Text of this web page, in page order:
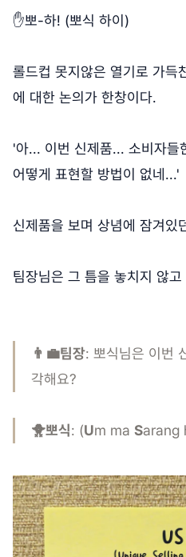
✋뽀-하! (뽀식 하이)
롤드컵 못지않은 열기로 가득
에 대한 논의가 한창이다.
'아... 이번 신제품... 소비자들
어떻게 표현할 방법이 없네...'
신제품을 보며 상념에 잠겨있
팀장님은 그 틈을 놓치지 않
👨‍💼팀장: 뽀식님은 이번
각해요?
🐥뽀식: (Um ma Sarang